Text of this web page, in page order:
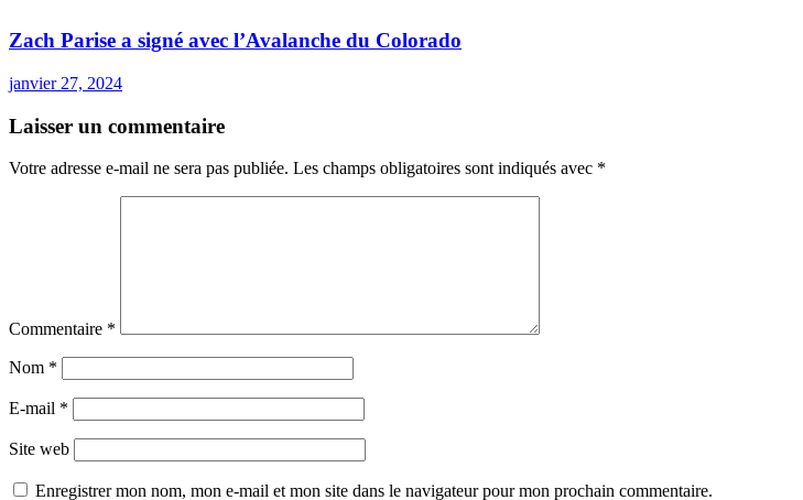
Zach Parise a signé avec l’Avalanche du Colorado
janvier 27, 2024
Laisser un commentaire
Votre adresse e-mail ne sera pas publiée. Les champs obligatoires sont indiqués avec *
Commentaire *
Nom *
E-mail *
Site web
Enregistrer mon nom, mon e-mail et mon site dans le navigateur pour mon prochain commentaire.